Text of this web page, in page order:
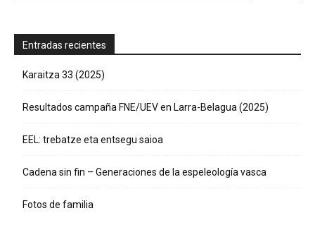
Entradas recientes
Karaitza 33 (2025)
Resultados campaña FNE/UEV en Larra-Belagua (2025)
EEL: trebatze eta entsegu saioa
Cadena sin fin – Generaciones de la espeleología vasca
Fotos de familia